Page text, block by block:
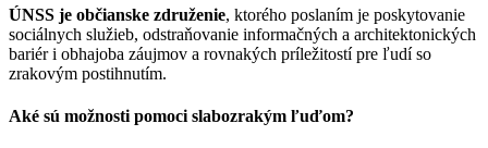
ÚNSS je občianske združenie, ktorého poslaním je poskytovanie
sociálnych služieb, odstraňovanie informačných a architektonických
bariér i obhajoba záujmov a rovnakých príležitostí pre ľudí so
zrakovým postihnutím.
Aké sú možnosti pomoci slabozrakým ľuďom?